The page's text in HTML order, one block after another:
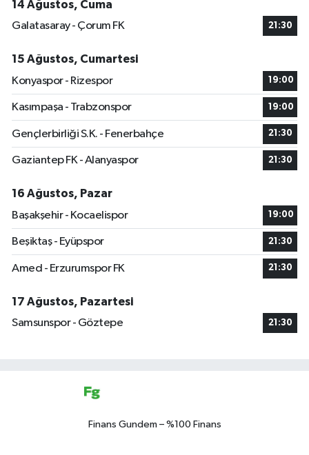
14 Ağustos, Cuma
Galatasaray - Çorum FK
21:30
15 Ağustos, Cumartesi
Konyaspor - Rizespor
19:00
Kasımpaşa - Trabzonspor 19:00
Gençlerbirliği S.K. - Fenerbahçe 21:30
Gaziantep FK - Alanyaspor 21:30
16 Ağustos, Pazar
Başakşehir - Kocaelispor
19:00
Beşiktaş - Eyüpspor 21:30
Amed - Erzurumspor FK 21:30
17 Ağustos, Pazartesi
Samsunspor - Göztepe
21:30
Finans Gundem – %100 Finans